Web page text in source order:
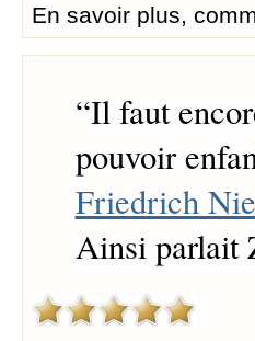
En savoir plus,
“Il faut
pouvoir
Friedrich
Ainsi parlait